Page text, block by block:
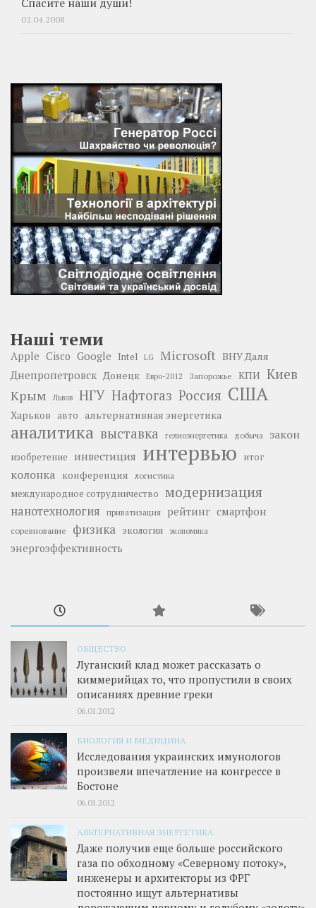
Спасите наши души!
02.04.2008
Наші теми
Apple Cisco Google Intel LG Microsoft ВНУ Даля
Днепропетровск Донецк Евро-2012 Запорожье КПИ Киев
Крым Львов НГУ Нафтогаз Россия США
Харьков авто альтернативная энергетика
аналитика выставка гелиоэнергетика добыча закон
изобретение инвестиция интервью итог
колонка конференция логистика
международное сотрудничество модернизация
нанотехнология приватизация рейтинг смартфон
соревнование физика экология экономика
энергоэффективность
ОБЩЕСТВО
Луганский клад может рассказать о
киммерийцах то, что пропустили в своих
описаниях древние греки
06.01.2012
БИОЛОГИЯ И МЕДИЦИНА
Исследования украинских имунологов
произвели впечатление на конгрессе в
Бостоне
06.01.2012
АЛЬТЕРНАТИВНАЯ ЭНЕРГЕТИКА
Даже получив еще больше российского
газа по обходному «Северному потоку»,
инженеры и архитекторы из ФРГ
постоянно ищут альтернативы